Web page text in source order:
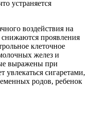
устраняется
воздействия на
проявления
клеточное
желез и
выражены при
увлекаться сигаретами,
родов, ребенок